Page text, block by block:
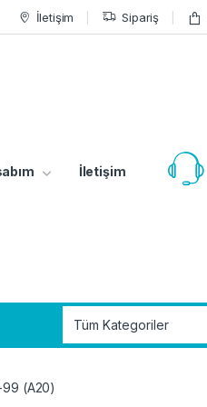
İletişim Sipariş
İletişim
99 (A20)